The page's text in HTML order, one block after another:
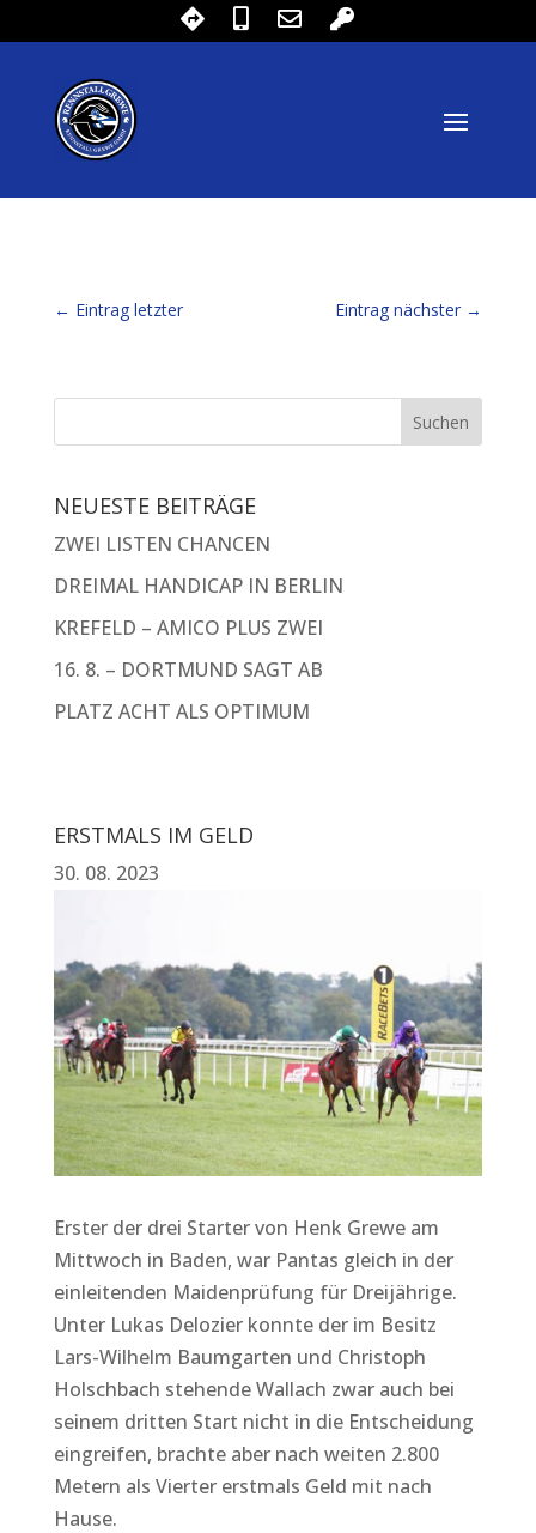
← Eintrag letzter Eintrag nächster →
NEUESTE BEITRÄGE
ZWEI LISTEN CHANCEN
DREIMAL HANDICAP IN BERLIN
KREFELD – AMICO PLUS ZWEI
16. 8. – DORTMUND SAGT AB
PLATZ ACHT ALS OPTIMUM
ERSTMALS IM GELD
30. 08. 2023
Erster der drei Starter von Henk Grewe am
Mittwoch in Baden, war Pantas gleich in der
einleitenden Maidenprüfung für Dreijährige.
Unter Lukas Delozier konnte der im Besitz
Lars-Wilhelm Baumgarten und Christoph
Holschbach stehende Wallach zwar auch bei
seinem dritten Start nicht in die Entscheidung
eingreifen, brachte aber nach weiten 2.800
Metern als Vierter erstmals Geld mit nach
Hause.